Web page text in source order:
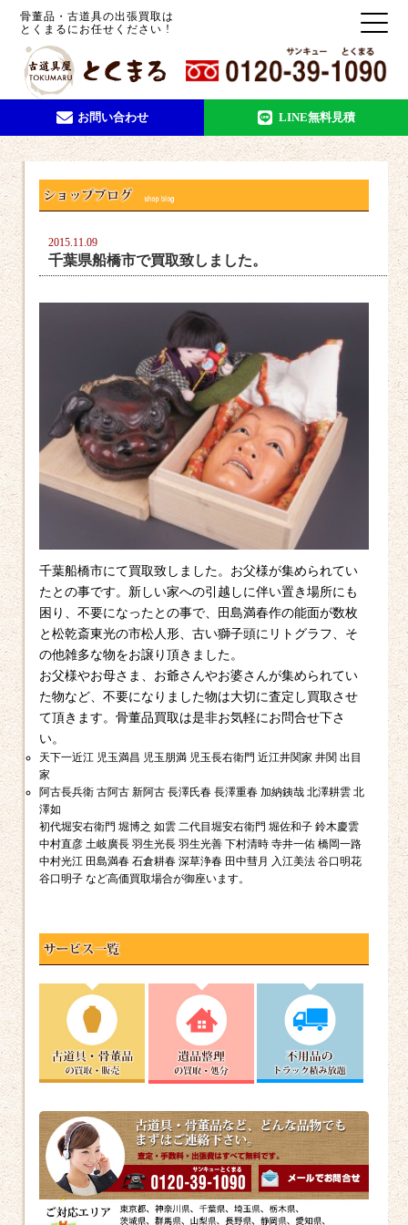
骨董品・古道具の出張買取は
とくまるにお任せください !
お問い合わせ LINE無料見積
2015.11.09
千葉県船橋市で買取致しました。
千葉船橋市にて買取致しました。お父様が集められてい
たとの事です。新しい家への引越しに伴い置き場所にも
困り、不要になったとの事で、田島満春作の能面が数枚
と松乾斎東光の市松人形、古い獅子頭にリトグラフ、そ
の他雑多な物をお譲り頂きました。
お父様やお母さま、お爺さんやお婆さんが集められてい
た物など、不要になりました物は大切に査定し買取させ
て頂きます。骨董品買取は是非お気軽にお問合せ下さ
い。
天下一近江 児玉満昌 児玉朋満 児玉長右衛門 近江井関家 井関 出目
家
阿古長兵衛 古阿古 新阿古 長澤氏春 長澤重春 加納銕哉 北澤耕雲 北
澤如
初代堀安右衛門 堀博之 如雲 二代目堀安右衛門 堀佐和子 鈴木慶雲
中村直彦 土岐廣長 羽生光長 羽生光善 下村清時 寺井一佑 橋岡一路
中村光江 田島満春 石倉耕春 深草浄春 田中彗月 入江美法 谷口明花
谷口明子 など高価買取場合が御座います。